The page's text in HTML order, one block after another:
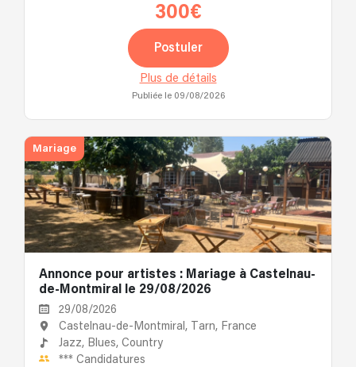
300€
Postuler
Plus de détails
Publiée le 09/08/2026
Mariage
Annonce pour artistes : Mariage à Castelnau-
de-Montmiral le 29/08/2026
29/08/2026
Castelnau-de-Montmiral, Tarn, France
Jazz, Blues, Country
*** Candidatures